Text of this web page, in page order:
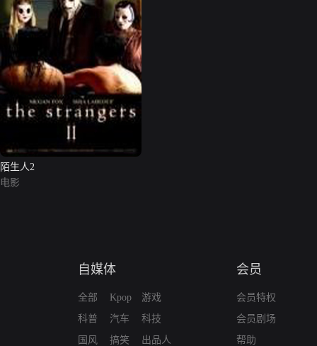
陌生人2
电影
自媒体
全部
科普
国风
Kpop
汽车
搞笑
游戏
科技
出品人
会员
会员特权
会员剧场
帮助